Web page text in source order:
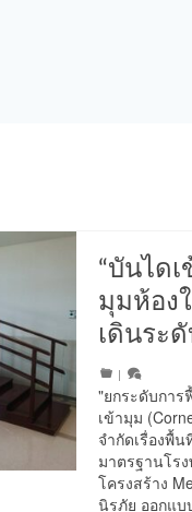
“บันได
มุมห้อง
เดินระ
|
"ยกระดับกา
เข้ามุม
จำกัดเรื่องพื้
มาตรฐานโร
โครงสร้าง
นิรภัย ออกแบ